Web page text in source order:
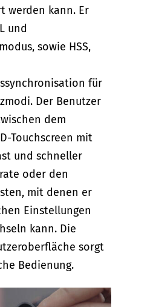
werden kann. Er
und
sowie HSS,
für
Der Benutzer
dem
Touchscreen mit
und schneller
oder den
mit denen er
Einstellungen
kann. Die
sorgt
Bedienung.